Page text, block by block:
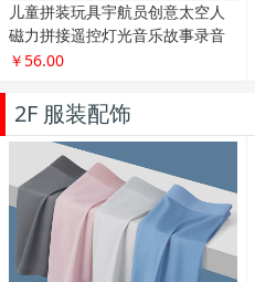
儿童拼装玩具宇航员创意太空人
磁力拼接遥控灯光音乐故事录音
机
￥56.00
2F 服装配饰